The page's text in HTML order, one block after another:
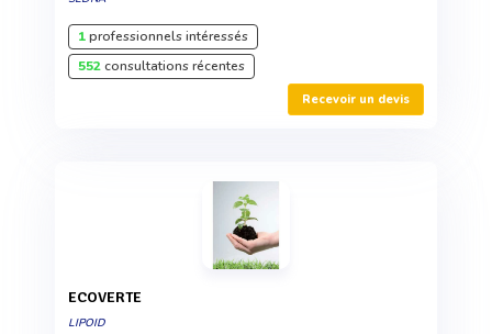
1professionnels intéressés
552consultations récentes
Recevoir un devis
ECOVERTE
LIPOID